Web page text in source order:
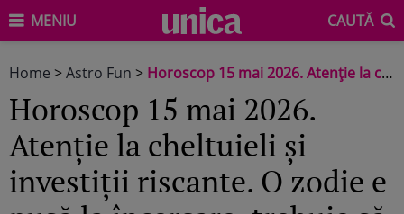
MENIU CAUTĂ
Home >Astro Fun > Horoscop 15 mai 2026. Atenție la cheltuieli și investiții riscante. O zodie e pusă la încercare, trebuie să fie cu ochii-n patru
Horoscop 15 mai 2026.
Atenție la cheltuieli și
investiții riscante. O zodie e